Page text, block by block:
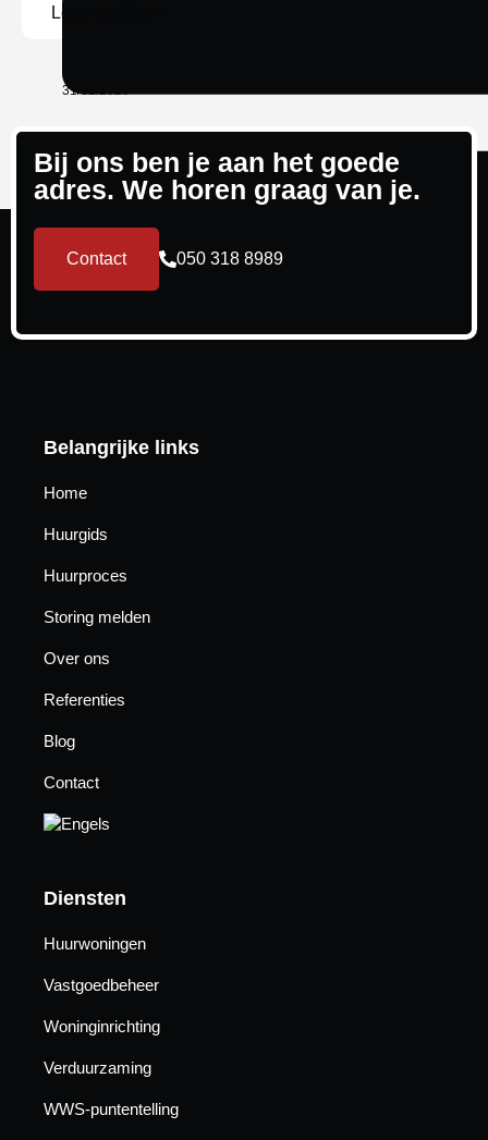
31/01/2025
Lees bericht
Bij ons ben je aan het goede
adres. We horen graag van je.
Contact 050 318 8989
Belangrijke links
Home
Huurgids
Huurproces
Storing melden
Over ons
Referenties
Blog
Contact
Diensten
Huurwoningen
Vastgoedbeheer
Woninginrichting
Verduurzaming
WWS-puntentelling